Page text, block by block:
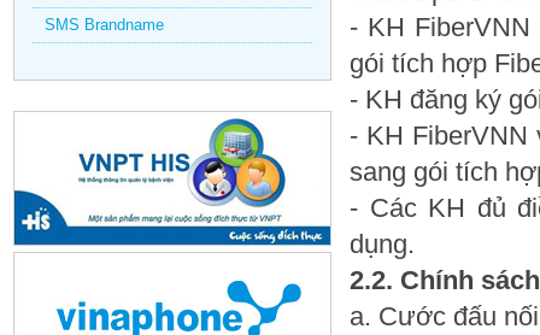
SMS Brandname
- KH
gói tích hợp
- KH đăng ký
- KH FiberVNN
sang gói tích
- Các KH đủ
dụng.
2.2. Chính
a. Cước đấu